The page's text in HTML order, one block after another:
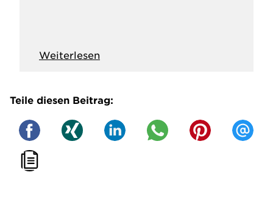
Weiterlesen
Teile diesen Beitrag: